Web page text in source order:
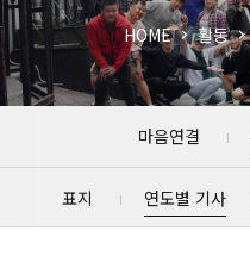
HOME 활동
마음연결
표지 연도별 기사